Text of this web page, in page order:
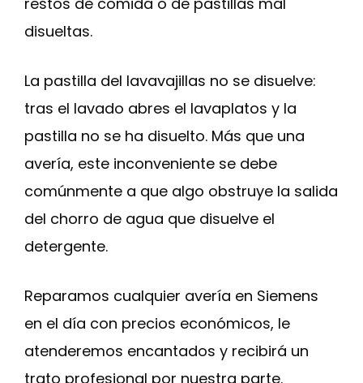
disueltas.
La pastilla del lavavajillas no se disuelve:
tras el lavado abres el lavaplatos y la
pastilla no se ha disuelto. Más que una
avería, este inconveniente se debe
comúnmente a que algo obstruye la salida
del chorro de agua que disuelve el
detergente.
Reparamos cualquier avería en Siemens
en el día con precios económicos, le
atenderemos encantados y recibirá un
trato profesional por nuestra parte.